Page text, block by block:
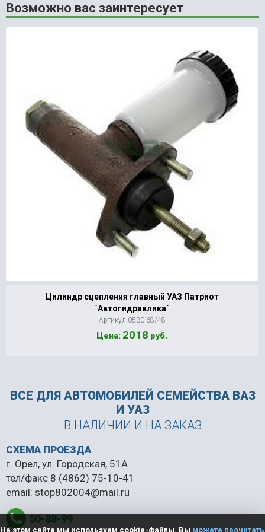
Возможно вас заинтересует
Цилиндр сцепления главный УАЗ Патриот
`Автогидравлика`
Артикул 0530-68/48
Цена: 2018 руб.
ВСЕ ДЛЯ АВТОМОБИЛЕЙ СЕМЕЙСТВА ВАЗ
И УАЗ
В НАЛИЧИИ И НА ЗАКАЗ
50-88-99
СХЕМА ПРОЕЗДА
г. Орел, ул. Городская, 51А
тел/факс 8 (4862) 75-10-41
email: stop802004@mail.ru
На этом сайте мы используем cookie-файлы. Вы можете прочитать